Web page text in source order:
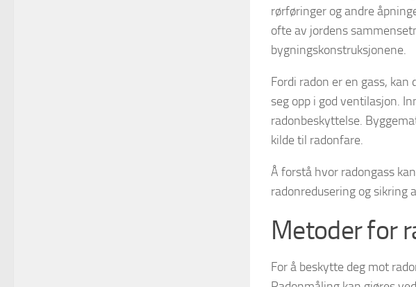
rørføringer og andre
ofte av jordens
bygningskonstruksjonene.
Fordi radon er en gass,
seg opp i god ventilasjon.
radonbeskyttelse.
kilde til radonfare.
Å forstå hvor radongass
radonredusering og sikring
Metoder for
For å beskytte deg mot